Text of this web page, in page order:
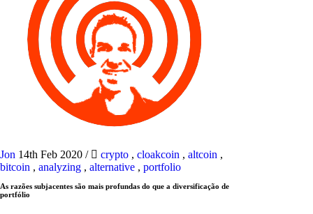
Jon 14th Feb 2020 / crypto , cloakcoin , altcoin ,
bitcoin , analyzing , alternative , portfolio
As razões subjacentes são mais profundas do que a diversificação de
portfólio